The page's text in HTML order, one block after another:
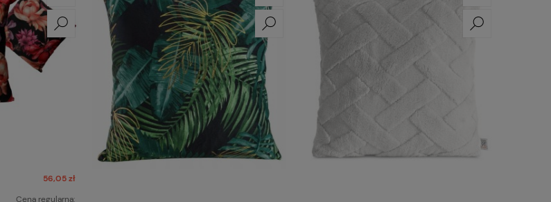
56,05 zł
Cena regularna: